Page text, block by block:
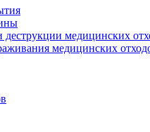
медицинских
медицинских